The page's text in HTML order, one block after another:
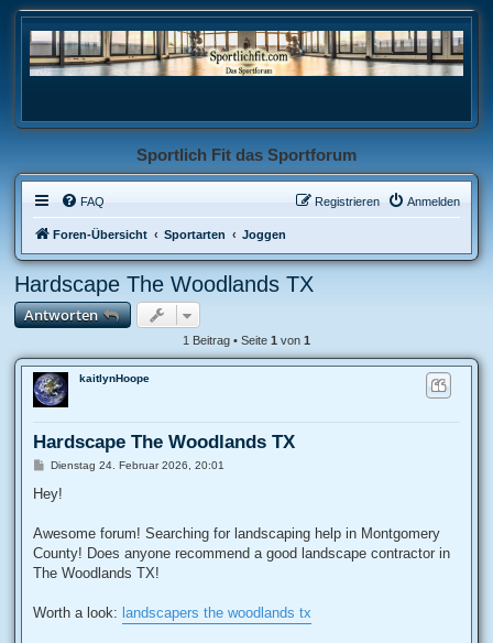
Sportlich Fit das Sportforum
FAQ Anmelden
Registrieren
Foren-Übersicht Sportarten Joggen
Hardscape The Woodlands TX
Antworten
1 Beitrag • Seite 1 von 1
kaitlynHoope
Hardscape The Woodlands TX
B
i
a
Dienstag 24. Februar 2026, 20:01
Hey!
Awesome forum! Searching for landscaping help in Montgomery
County! Does anyone recommend a good landscape contractor in
The Woodlands TX!
Worth a look: landscapers the woodlands tx